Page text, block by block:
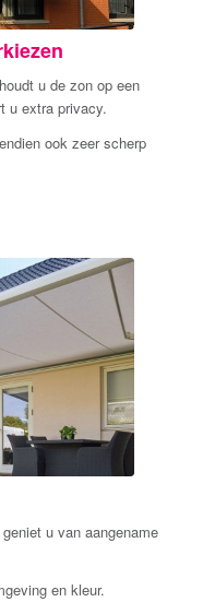
u de zon op een
u extra privacy.
ook zeer scherp
u van aangename
en kleur.